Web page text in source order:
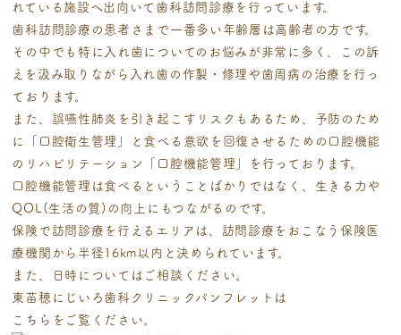
れている施設へ出向いて歯科訪問診療を行っています。
歯科訪問診療の患者さまで一番多い年齢層は高齢者の方です。
その中でも特に入れ歯についてのお悩みが非常に多く、この訴
えを汲み取りながら入れ歯の作製・修理や歯周病 の治療を行っ
ております。
また、誤嚥性肺炎を引き起こすリスクもあるため、予防のため
に「口腔衛生管理」と食べる意欲を回復させるた めの口腔機能
のリハビリテーション「口腔機能管理」を行っております。
口腔機能管理は食べるということばかりではなく、生きる力や
QOL(生活の質)の向上にもつながるのです。
保険で訪問診療を行えるエリアは、訪問診療をおこなう保険医
療機関から半径16km以内と決められています。
また、日時についてはご相談ください。
東苗穂にじいろ歯科クリニックパンフレットは
こちらをご覧ください。